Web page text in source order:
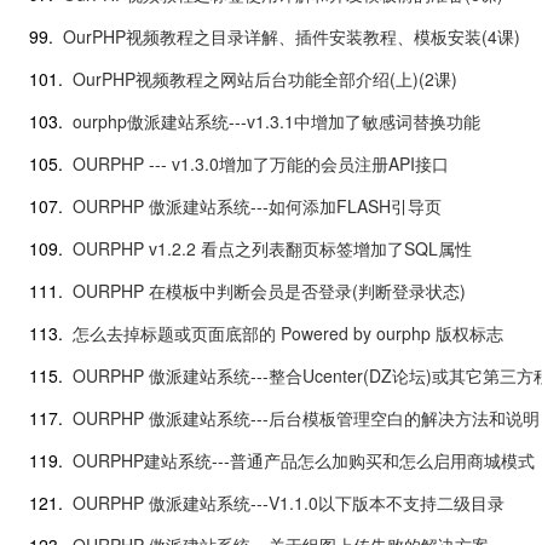
99. OurPHP视频教程之目录详解、插件安装教程、模板安装(4课)
101. OurPHP视频教程之网站后台功能全部介绍(上)(2课)
103. ourphp傲派建站系统---v1.3.1中增加了敏感词替换功能
105. OURPHP --- v1.3.0增加了万能的会员注册API接口
107. OURPHP 傲派建站系统---如何添加FLASH引导页
109. OURPHP v1.2.2 看点之列表翻页标签增加了SQL属性
111. OURPHP 在模板中判断会员是否登录(判断登录状态)
113. 怎么去掉标题或页面底部的 Powered by ourphp 版权标志
115. OURPHP 傲派建站系统---整合Ucenter(DZ论坛)或其它第三方
117. OURPHP 傲派建站系统---后台模板管理空白的解决方法和说明
119. OURPHP建站系统---普通产品怎么加购买和怎么启用商城模式
121. OURPHP 傲派建站系统---V1.1.0以下版本不支持二级目录